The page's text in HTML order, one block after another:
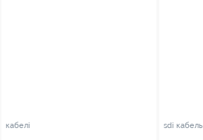
кабелі sdi кабель